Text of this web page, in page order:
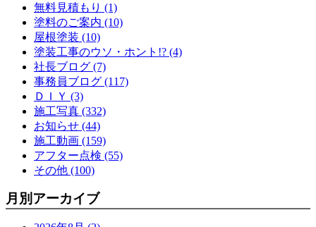
無料見積もり (1)
塗料のご案内 (10)
屋根塗装 (10)
塗装工事のウソ・ホント!? (4)
社長ブログ (7)
事務員ブログ (117)
ＤＩＹ (3)
施工写真 (332)
お知らせ (44)
施工動画 (159)
アフター点検 (55)
その他 (100)
月別アーカイブ